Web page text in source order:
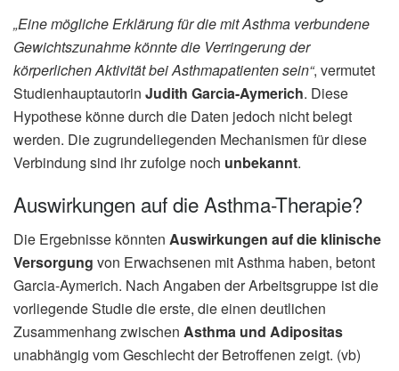
„Eine mögliche Erklärung für die mit Asthma verbundene
Gewichtszunahme könnte die Verringerung der
körperlichen Aktivität bei Asthmapatienten sein“, vermutet
Studienhauptautorin Judith Garcia-Aymerich. Diese
Hypothese könne durch die Daten jedoch nicht belegt
werden. Die zugrundeliegenden Mechanismen für diese
Verbindung sind ihr zufolge noch unbekannt.
Auswirkungen auf die Asthma-Therapie?
Die Ergebnisse könnten Auswirkungen auf die klinische
Versorgung von Erwachsenen mit Asthma haben, betont
Garcia-Aymerich. Nach Angaben der Arbeitsgruppe ist die
vorliegende Studie die erste, die einen deutlichen
Zusammenhang zwischen Asthma und Adipositas
unabhängig vom Geschlecht der Betroffenen zeigt. (vb)